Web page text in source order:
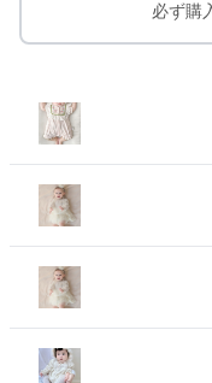
必ず購